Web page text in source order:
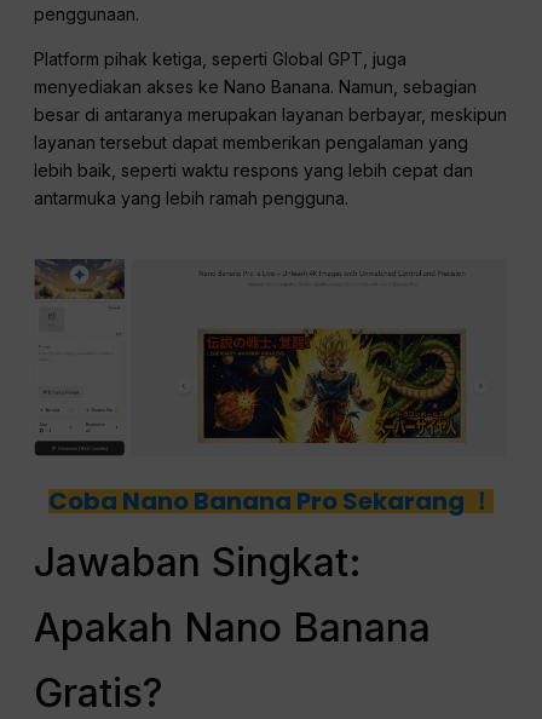
penggunaan.
Platform pihak ketiga, seperti Global GPT, juga
menyediakan akses ke Nano Banana. Namun, sebagian
besar di antaranya merupakan layanan berbayar, meskipun
layanan tersebut dapat memberikan pengalaman yang
lebih baik, seperti waktu respons yang lebih cepat dan
antarmuka yang lebih ramah pengguna.
Coba Nano Banana Pro Sekarang ！
Jawaban Singkat:
Apakah Nano Banana
Gratis?